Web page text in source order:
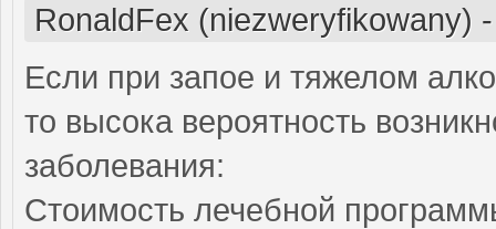
RonaldFex (niezweryfikowany)
Если при запое и тяжелом
то высока вероятность
заболевания:
Стоимость лечебной